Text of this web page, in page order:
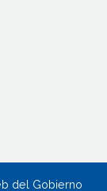
del Gobierno